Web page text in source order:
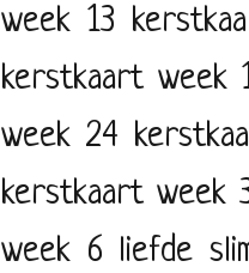
week 13
kerstkaart week
week 24
kerstkaart week
week 6 liefde